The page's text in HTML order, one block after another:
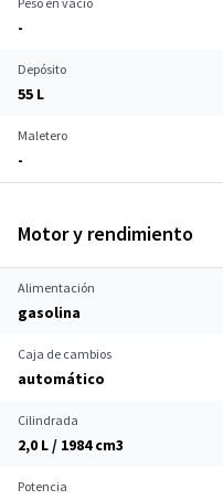
-
Depósito
55 L
Maletero
-
Motor y rendimiento
Alimentación
gasolina
Caja de cambios
automático
Cilindrada
2,0 L / 1984 cm3
Potencia